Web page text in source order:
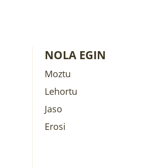
NOLA EGIN
Moztu
Lehortu
Jaso
Erosi